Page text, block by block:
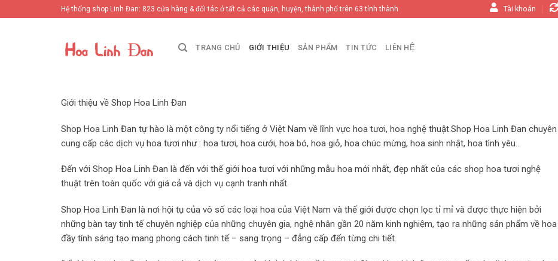
to
Hệ thống shop Linh Đan: 823 cửa hàng & đối tác ở tất cả các quận, huyện, thành phố trên 63 tỉnh thành Tài khoản
TRANG CHỦ GIỚI THIỆU SẢN PHẨM TIN TỨC LIÊN HỆ
Giới thiệu về Shop Hoa Linh Đan
Shop Hoa Linh Đan tự hào là một công ty nổi tiếng ở Việt Nam về lĩnh vực hoa tươi, hoa nghệ thuật.Shop Hoa Linh Đan chuyên
cung cấp các dịch vụ hoa tươi như : hoa tươi, hoa cưới, hoa bó, hoa giỏ, hoa chúc mừng, hoa sinh nhật, hoa tình yêu…
Đến với Shop Hoa Linh Đan là đến với thế giới hoa tươi với những mẫu hoa mới nhất, đẹp nhất của các shop hoa tươi nghệ
thuật trên toàn quốc với giá cả và dịch vụ cạnh tranh nhất.
Shop Hoa Linh Đan là nơi hội tụ của vô số các loại hoa của Việt Nam và thế giới được chọn lọc tỉ mỉ và được thực hiện bởi
những bàn tay tinh tế chuyên nghiệp của những chuyên gia, nghệ nhân gần 20 năm kinh nghiệm, tạo ra những sản phẩm về hoa
đầy tính sáng tạo mang phong cách tinh tế – sang trọng – đẳng cấp đến từng chi tiết.